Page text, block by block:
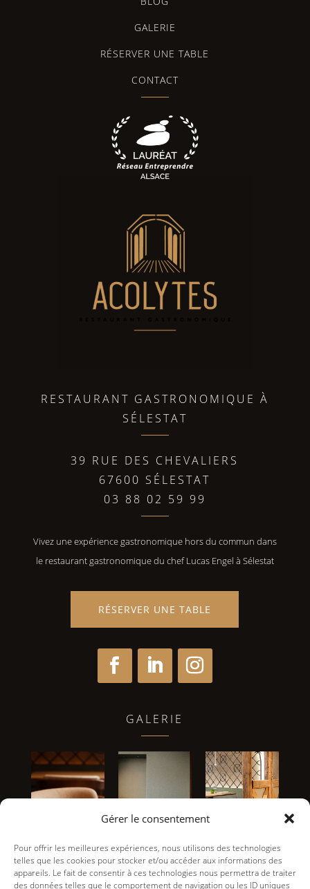
Gérer le consentement
Pour offrir les meilleures expériences, nous utilisons des technologies
telles que les cookies pour stocker et/ou accéder aux informations des
appareils. Le fait de consentir à ces technologies nous permettra de traiter
des données telles que le comportement de navigation ou les ID uniques
GALERIE
RÉSERVER UNE TABLE
CONTACT
RESTAURANT GASTRONOMIQUE À
SÉLESTAT
39 RUE DES CHEVALIERS
67600 SÉLESTAT
03 88 02 59 99
Vivez une expérience gastronomique hors du commun dans
le restaurant gastronomique du chef Lucas Engel à Sélestat
RÉSERVER UNE TABLE
GALERIE